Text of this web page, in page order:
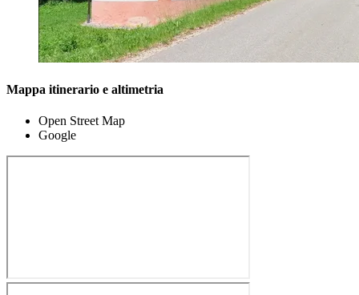
Mappa itinerario e altimetria
Open Street Map
Google